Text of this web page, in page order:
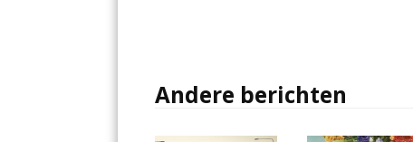
Andere berichten